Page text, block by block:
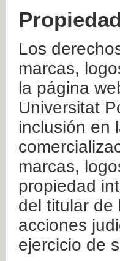
Los
marcas,
la página
Universitat
inclusión en
marcas,
propiedad
del titular de
acciones
ejercicio de